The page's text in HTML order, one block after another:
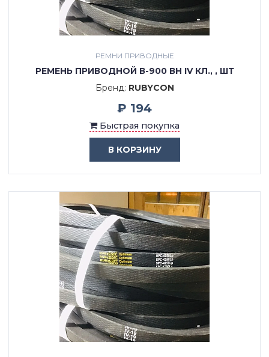
РЕМНИ ПРИВОДНЫЕ
РЕМЕНЬ ПРИВОДНОЙ В-900 ВН IV КЛ., , ШТ
Бренд: RUBYCON
₽ 194
Быстрая покупка
В КОРЗИНУ